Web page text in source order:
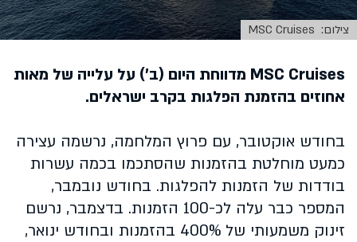
צילום: MSC Cruises
MSC Cruises מדווחת היום (ב') על עלייה של מאות
אחוזים בהזמנת הפלגות בקרב ישראלים.
בחודש אוקטובר, עם פרוץ המלחמה, נרשמה עצירה
כמעט מוחלטת בהזמנות שהסתכמו בכמה עשרות
בודדות של הזמנות להפלגות. בחודש נובמבר,
המספר כבר עלה לכ-100 הזמנות. בדצמבר, נרשם
זינוק משמעותי של 400% בהזמנות ובחודש ינואר,